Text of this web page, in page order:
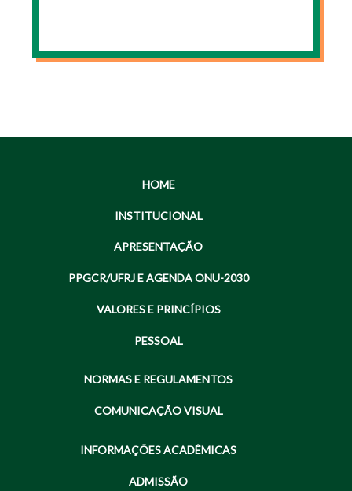
HOME
INSTITUCIONAL
APRESENTAÇÃO
PPGCR/UFRJ E AGENDA ONU-2030
VALORES E PRINCÍPIOS
PESSOAL
NORMAS E REGULAMENTOS
COMUNICAÇÃO VISUAL
INFORMAÇÕES ACADÊMICAS
ADMISSÃO